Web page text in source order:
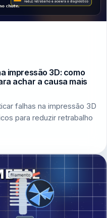
impressão 3D: como
achar a causa mais
falhas na impressão 3D
para reduzir retrabalho